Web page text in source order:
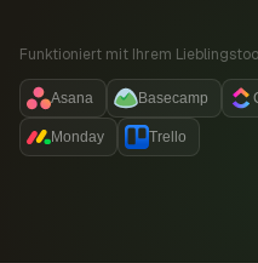
Funktioniert mit Ihrem
Asana Basecamp
Monday Trello